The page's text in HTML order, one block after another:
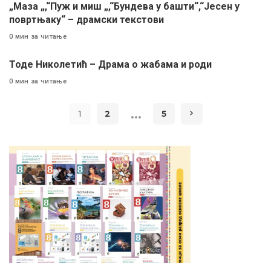
„Маза „,“Пуж и миш „,“Бундева у башти“,“Јесен у
повртњаку“ – драмски текстови
0 мин за читање
Тоде Николетић – Драма о жабама и роди
0 мин за читање
1 2 … 5